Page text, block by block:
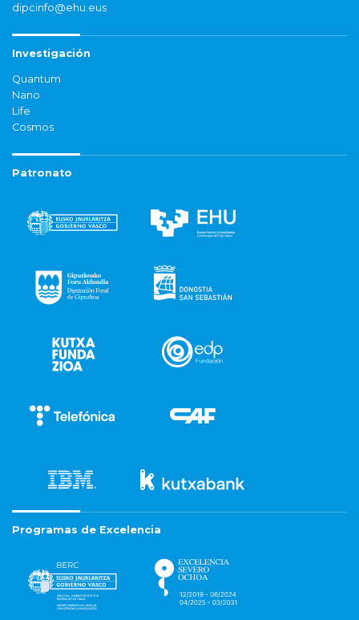
dipcinfo@ehu.eus
Investigación
Quantum
Nano
Life
Cosmos
Patronato
Programas de Excelencia